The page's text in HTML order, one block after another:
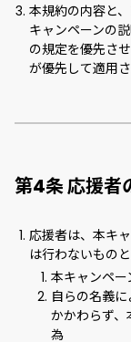
本規約の内容と
キャンペーンの
の規定を優先さ
が優先して適用
第4条 応援者
応援者は、本キ
は行わないものと
本キャンペー
自らの名義
かかわらず
為